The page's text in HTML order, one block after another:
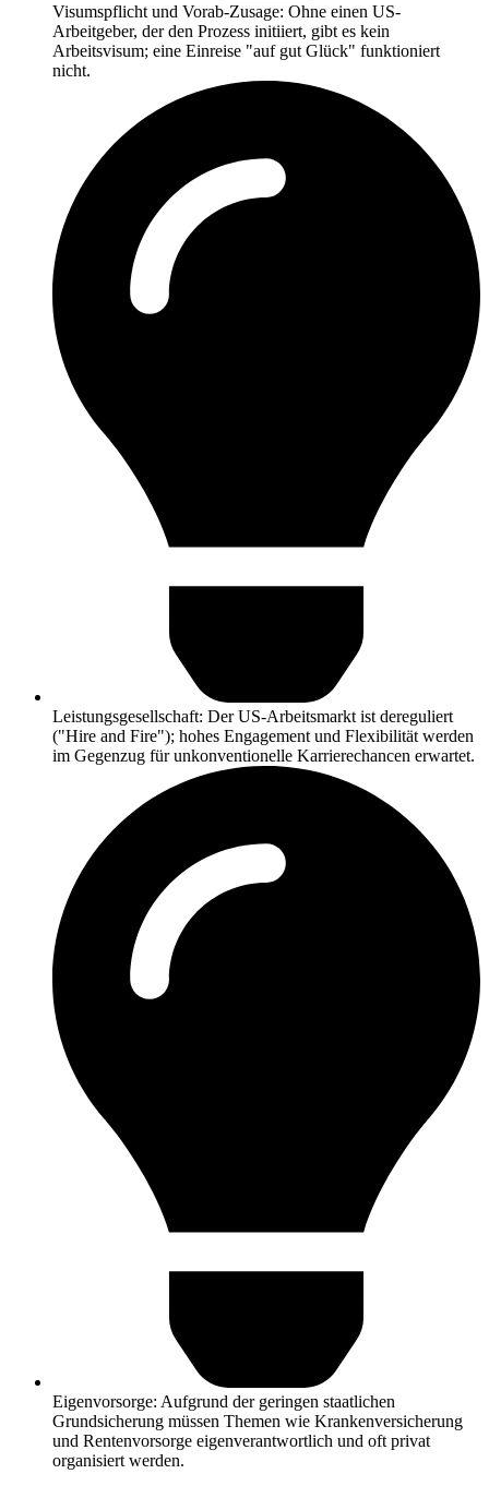
Visumspflicht und Vorab-Zusage: Ohne einen US-
Arbeitgeber, der den Prozess initiiert, gibt es kein
Arbeitsvisum; eine Einreise "auf gut Glück" funktioniert
nicht.​
Leistungsgesellschaft: Der US-Arbeitsmarkt ist dereguliert
("Hire and Fire"); hohes Engagement und Flexibilität werden
im Gegenzug für unkonventionelle Karrierechancen erwartet.​
Eigenvorsorge: Aufgrund der geringen staatlichen
Grundsicherung müssen Themen wie Krankenversicherung
und Rentenvorsorge eigenverantwortlich und oft privat
organisiert werden.​